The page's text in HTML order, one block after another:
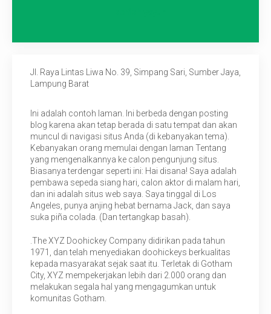
Jl. Raya Lintas Liwa No. 39, Simpang Sari, Sumber Jaya,
Lampung Barat
Ini adalah contoh laman. Ini berbeda dengan posting
blog karena akan tetap berada di satu tempat dan akan
muncul di navigasi situs Anda (di kebanyakan tema).
Kebanyakan orang memulai dengan laman Tentang
yang mengenalkannya ke calon pengunjung situs.
Biasanya terdengar seperti ini: Hai disana! Saya adalah
pembawa sepeda siang hari, calon aktor di malam hari,
dan ini adalah situs web saya. Saya tinggal di Los
Angeles, punya anjing hebat bernama Jack, dan saya
suka piña colada. (Dan tertangkap basah).
.The XYZ Doohickey Company didirikan pada tahun
1971, dan telah menyediakan doohickeys berkualitas
kepada masyarakat sejak saat itu. Terletak di Gotham
City, XYZ mempekerjakan lebih dari 2.000 orang dan
melakukan segala hal yang mengagumkan untuk
komunitas Gotham.